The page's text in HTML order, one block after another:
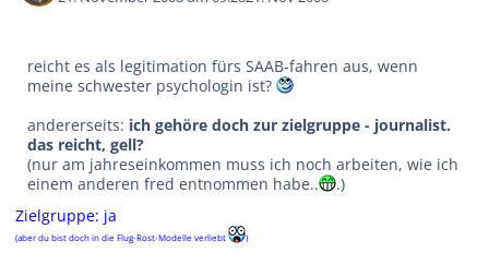
reicht es als legitimation fürs SAAB-fahren aus, wenn
meine schwester psychologin ist?
andererseits: ich gehöre doch zur zielgruppe - journalist.
das reicht, gell?
(nur am jahreseinkommen muss ich noch arbeiten, wie ich
einem anderen fred entnommen habe..
.)
Zielgruppe: ja
(aber du bist doch in die Flug-Rost-Modelle verliebt )